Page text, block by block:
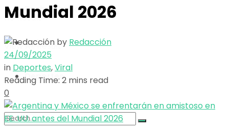
No Result
View All Result
Tech & Geek
Opinión
Deportes
Mundial 2026
by Redacción
24/09/2025
in Deportes,Viral
Reading Time: 2 mins read
0